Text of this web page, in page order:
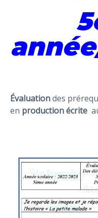
Évaluationdes
en production écrite